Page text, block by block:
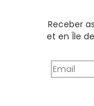
Receber
et en Île